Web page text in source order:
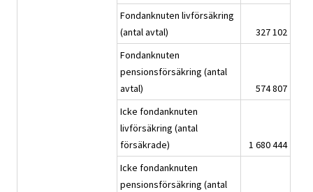
Fondanknuten livförsäkring
(antal avtal)
327 102
Fondanknuten
pensionsförsäkring (antal
avtal)
574 807
Icke fondanknuten
livförsäkring (antal
försäkrade)
1 680 444
Icke fondanknuten
pensionsförsäkring (antal